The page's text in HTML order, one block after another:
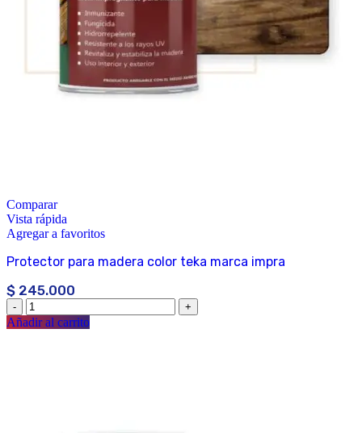
Comparar
Vista rápida
Agregar a favoritos
Protector para madera color teka marca impra
$ 245.000
Añadir al carrito